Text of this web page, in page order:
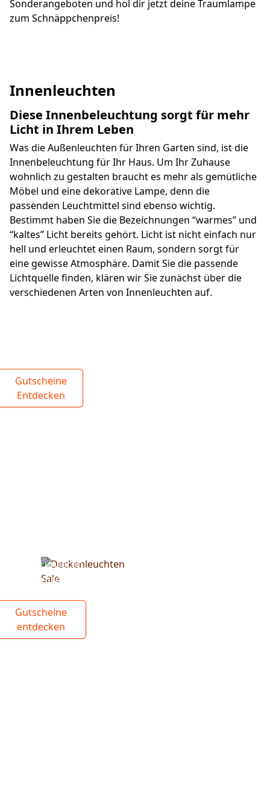
Sonderangeboten und hol dir jetzt deine Traumlampe
zum Schnäppchenpreis!
Innenleuchten
Diese Innenbeleuchtung sorgt für mehr
Licht in Ihrem Leben
Was die Außenleuchten für Ihren Garten sind, ist die
Innenbeleuchtung für Ihr Haus. Um Ihr Zuhause
wohnlich zu gestalten braucht es mehr als gemütliche
Möbel und eine dekorative Lampe, denn die
passenden Leuchtmittel sind ebenso wichtig.
Bestimmt haben Sie die Bezeichnungen “warmes” und
“kaltes” Licht bereits gehört. Licht ist nicht einfach nur
hell und erleuchtet einen Raum, sondern sorgt für
eine gewisse Atmosphäre. Damit Sie die passende
Lichtquelle finden, klären wir Sie zunächst über die
verschiedenen Arten von Innenleuchten auf.
Gutscheine
Entdecken
bei unseren
Gutscheine
entdecken